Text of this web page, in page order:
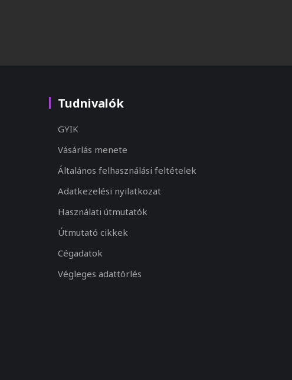
Tudnivalók
GYIK
Vásárlás menete
Általános felhasználási feltételek
Adatkezelési nyilatkozat
Használati útmutatók
Útmutató cikkek
Cégadatok
Végleges adattörlés